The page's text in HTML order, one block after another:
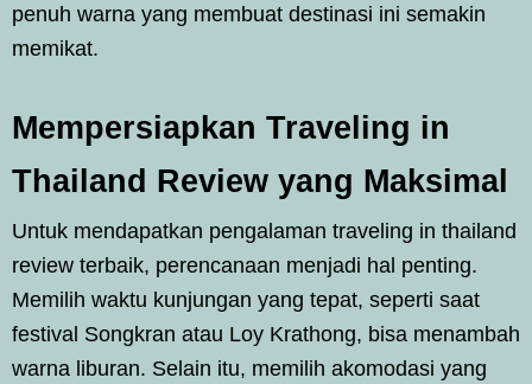
penuh warna yang membuat destinasi ini semakin
memikat.
Mempersiapkan Traveling in
Thailand Review yang Maksimal
Untuk mendapatkan pengalaman traveling in thailand
review terbaik, perencanaan menjadi hal penting.
Memilih waktu kunjungan yang tepat, seperti saat
festival Songkran atau Loy Krathong, bisa menambah
warna liburan. Selain itu, memilih akomodasi yang